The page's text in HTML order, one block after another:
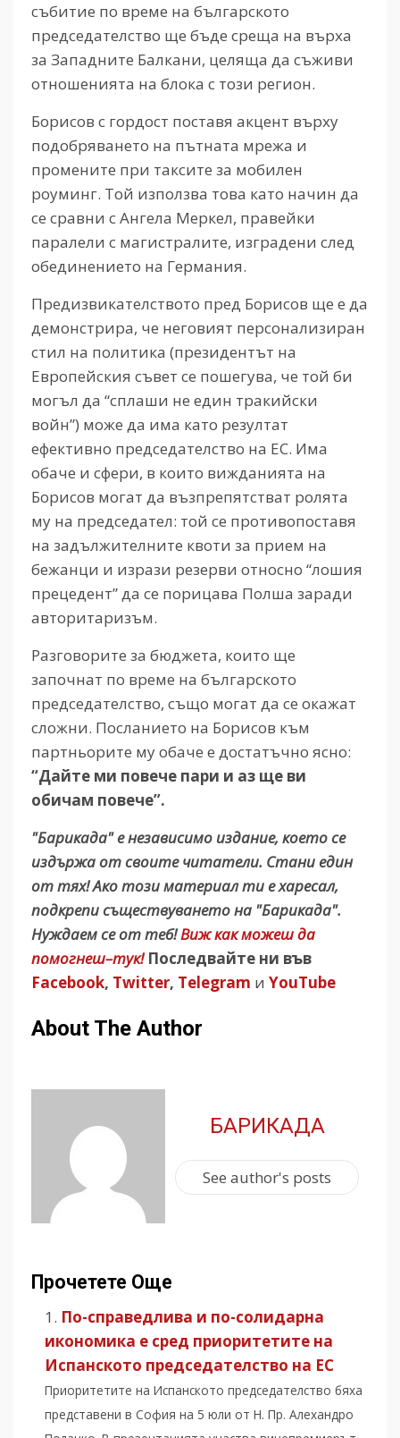
събитие по време на българското
председателство ще бъде среща на върха
за Западните Балкани, целяща да съживи
отношенията на блока с този регион.
Борисов с гордост поставя акцент върху
подобряването на пътната мрежа и
промените при таксите за мобилен
роуминг. Той използва това като начин да
се сравни с Ангела Меркел, правейки
паралели с магистралите, изградени след
обединението на Германия.
Предизвикателството пред Борисов ще е да
демонстрира, че неговият персонализиран
стил на политика (президентът на
Европейския съвет се пошегува, че той би
могъл да “сплаши не един тракийски
войн”) може да има като резултат
ефективно председателство на ЕС. Има
обаче и сфери, в които вижданията на
Борисов могат да възпрепятстват ролята
му на председател: той се противопоставя
на задължителните квоти за прием на
бежанци и изрази резерви относно “лошия
прецедент” да се порицава Полша заради
авторитаризъм.
Разговорите за бюджета, които ще
започнат по време на българското
председателство, също могат да се окажат
сложни. Посланието на Борисов към
партньорите му обаче е достатъчно ясно:
“Дайте ми повече пари и аз ще ви
обичам повече”.
"Барикада" е независимо издание, което се
издържа от своите читатели. Стани един
от тях! Ако този материал ти е харесал,
подкрепи съществуването на "Барикада".
Нуждаем се от теб!Виж как можеш да
помогнеш–тук! Последвайте ни във
Facebook, Twitter, Telegram и YouTube
About The Author
БАРИКАДА
See author's posts
Прочетете Още
По-справедлива и по-солидарна
икономика е сред приоритетите на
Испанското председателство на ЕС
Приоритетите на Испанското председателство бяха
представени в София на 5 юли от Н. Пр. Алехандро